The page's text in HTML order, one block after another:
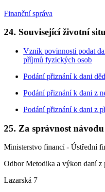
Finanční správa
24. Související životní
Vznik povinnosti podat
příjmů fyzických osob
Podání přiznání k dani
Podání přiznání k dani z
Podání přiznání k dani z
25. Za správnost
Ministerstvo financí - Ústřední
Odbor Metodika a výkon daní z
Lazarská 7